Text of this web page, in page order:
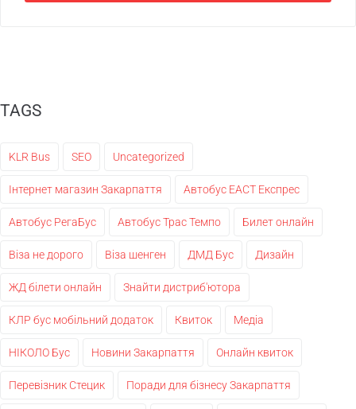
TAGS
KLR Bus SEO Uncategorized
Інтернет магазин Закарпаття Автобус ЕАСТ Експрес
Автобус РегаБус Автобус Трас Темпо Билет онлайн
Віза не дорого Віза шенген ДМД Бус Дизайн
ЖД білети онлайн Знайти дистриб'ютора
КЛР бус мобільний додаток Квиток Медіа
НІКОЛО Бус Новини Закарпаття Онлайн квиток
Перевізник Стецик Поради для бізнесу Закарпаття